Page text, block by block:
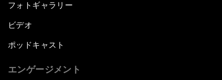
フォトギャラリー
ビデオ
ポッドキャスト
エンゲージメント